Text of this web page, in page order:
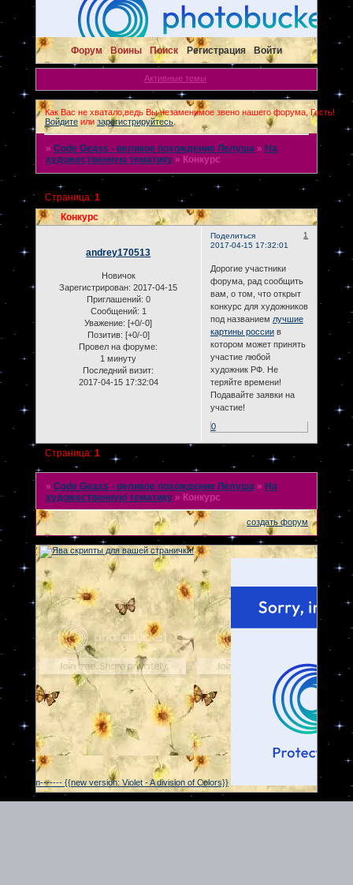
Форум Воины Поиск Регистрация Войти
Активные темы
Как Вас не хватало,ведь Вы незаменимое звено нашего форума, Гость!
Войдитеили зарегистрируйтесь.
» Code Geass - великое похождение Лелуша » На
художественную тематику » Конкурс
Конкурс
Страница: 1
Поделиться
1
2017-04-15 17:32:01
andrey170513
Новичок
Зарегистрирован: 2017-04-15
Приглашений: 0
Сообщений: 1
Уважение: [+0/-0]
Позитив: [+0/-0]
Провел на форуме:
1 минуту
Последний визит:
2017-04-15 17:32:04
Дорогие участники
форума, рад сообщить
вам, о том, что открыт
конкурс для художников
под названием лучшие
картины россиив
котором может принять
участие любой
художник РФ. Не
теряйте времени!
Подавайте заявки на
участие!
0
Страница: 1
» Code Geass - великое похождение Лелуша » На
художественную тематику » Конкурс
создать форум